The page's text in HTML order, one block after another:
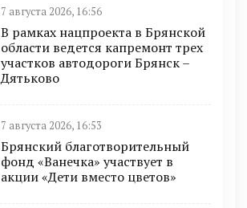
7 августа 2026, 16:56
В рамках нацпроекта в Брянской
области ведется капремонт трех
участков автодороги Брянск –
Дятьково
7 августа 2026, 16:53
Брянский благотворительный
фонд «Ванечка» участвует в
акции «Дети вместо цветов»